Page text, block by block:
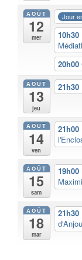
AOÛT
12
mer
Jour
10h30
20h00
AOÛT
13
jeu
21h30
AOÛT
14
ven
21h00
AOÛT
15
sam
19h00
AOÛT
18
mar
21h30
d'Anjou